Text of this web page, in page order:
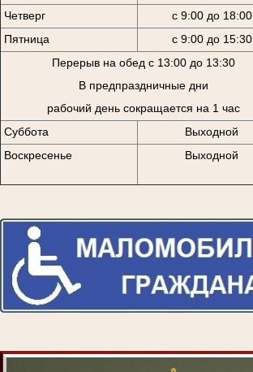
Четверг
с 9:00 до 18:00
Пятница
с 9:00 до 15:30
Перерыв на обед с 13:00 до 13:30
В предпраздничные дни
рабочий день сокращается на 1 час
Суббота
Выходной
Воскресенье
Выходной